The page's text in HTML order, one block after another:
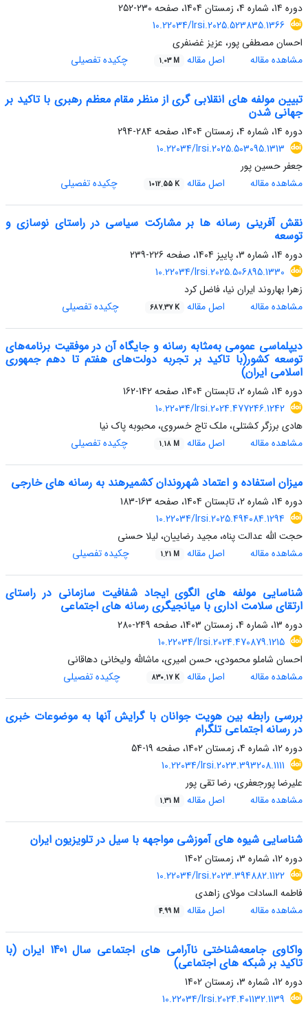
دوره 14، شماره 4، زمستان 1404، صفحه
230-252
10.22034/lrsi.2025.523835.1366
احسان مصطفی پور، عزیز غضنفری
مشاهده مقاله
اصل مقاله 1.03 M چکیده تفصیلی
تبیین مولفه های انقلابی گری از منظر مقام معظم رهبری با تاکید بر
جهانی شدن
دوره 14، شماره 4، زمستان 1404، صفحه
284-294
10.22034/lrsi.2025.503095.1313
جعفر حسین پور
مشاهده مقاله
اصل مقاله 1012.55 K چکیده تفصیلی
نقش آفرینی رسانه ها بر مشارکت سیاسی در راستای نوسازی و
توسعه
دوره 14، شماره 3، پاییز 1404، صفحه
226-239
10.22034/lrsi.2025.506895.1330
زهرا بهاروند ایران نیا، فاضل کرد
مشاهده مقاله
اصل مقاله 687.37 K چکیده تفصیلی
دیپلماسی عمومی به‌مثابه رسانه و جایگاه آن در موفقیت برنامه‌های
توسعه کشور(با تاکید بر تجربه دولت‌های هفتم تا دهم جمهوری
اسلامی ایران)
دوره 14، شماره 2، تابستان 1404، صفحه
142-162
10.22034/lrsi.2024.477246.1242
هادی برزگر کشتلی، ملک تاج خسروی، محبوبه پاک نیا
مشاهده مقاله
اصل مقاله 1.18 M چکیده تفصیلی
میزان استفاده و اعتماد شهروندان کشمیرهند به رسانه های خارجی
دوره 14، شماره 2، تابستان 1404، صفحه
163-183
10.22034/lrsi.2025.494084.1294
حجت الله عدالت پناه، مجید رضاییان، لیلا حسنی
مشاهده مقاله
اصل مقاله 1.21 M چکیده تفصیلی
شناسایی مولفه های الگوی ایجاد شفافیت سازمانی در راستای
ارتقای سلامت اداری با میانجیگری رسانه های اجتماعی
دوره 13، شماره 4، زمستان 1403، صفحه
249-280
10.22034/lrsi.2024.470879.1215
احسان شاملو محمودی، حسن امیری، ماشالله ولیخانی دهاقانی
مشاهده مقاله
اصل مقاله 830.17 K چکیده تفصیلی
بررسی رابطه بین هویت جوانان با گرایش آنها به موضوعات خبری
در رسانه اجتماعی تلگرام
دوره 12، شماره 4، زمستان 1402، صفحه
19-54
10.22034/lrsi.2023.393208.1111
علیرضا پورجعفری، رضا تقی پور
مشاهده مقاله
اصل مقاله 1.31 M
شناسایی شیوه‏ های آموزشی مواجهه با سیل در تلویزیون ایران
دوره 12، شماره 3، زمستان 1402
10.22034/lrsi.2023.394882.1122
فاطمه السادات مولای زاهدی
مشاهده مقاله
اصل مقاله 4.99 M
واکاوی جامعه‌شناختی ناآرامی های اجتماعی سال 1401 ایران (با
تاکید بر شبکه های اجتماعی)
دوره 12، شماره 3، زمستان 1402
10.22034/lrsi.2024.401132.1139